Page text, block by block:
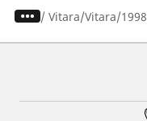
/ Vitara Vitara 1998